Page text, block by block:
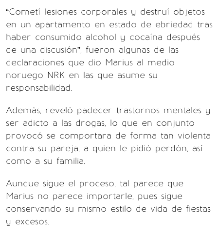
“Cometí lesiones corporales y destruí objetos
en un apartamento en estado de ebriedad tras
haber consumido alcohol y cocaína después
de una discusión”, fueron algunas de las
declaraciones que dio Marius al medio
noruego NRK en las que asume su
responsabilidad.
Además, reveló padecer trastornos mentales y
ser adicto a las drogas, lo que en conjunto
provocó se comportara de forma tan violenta
contra su pareja, a quien le pidió perdón, así
como a su familia.
Aunque sigue el proceso, tal parece que
Marius no parece importarle, pues sigue
conservando su mismo estilo de vida de fiestas
y excesos.